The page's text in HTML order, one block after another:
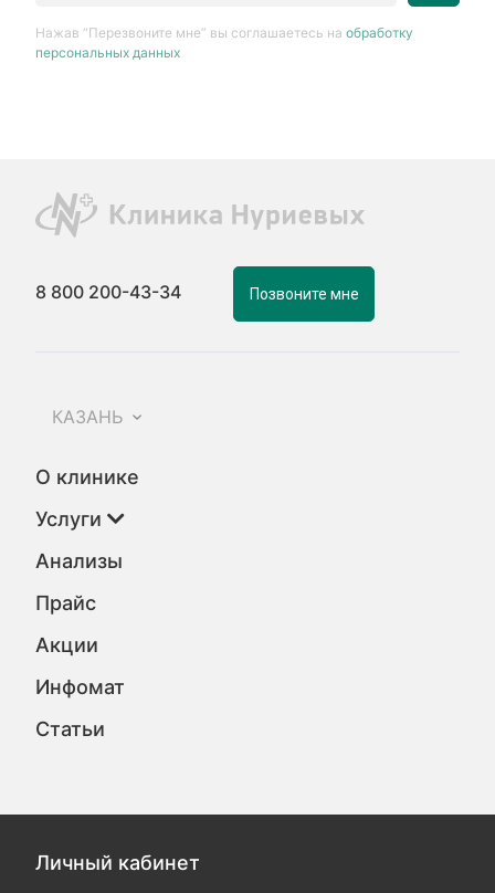
Нажав “Перезвоните мне” вы соглашаетесь наобработку
персональных данных
8 800 200-43-34 Позвоните мне
КАЗАНЬ
О клинике
Услуги
Анализы
Прайс
Акции
Инфомат
Статьи
Личный кабинет